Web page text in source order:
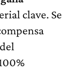
clave. Se